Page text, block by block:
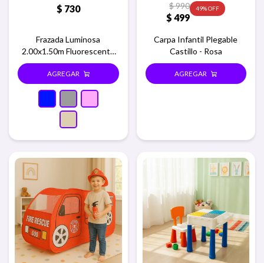
$ 730
Frazada Luminosa
2.00x1.50m Fluorescente
En La Oscuridad - Azul
$ 499
$990 49
Carpa Infantil Plegable
Castillo - Rosa